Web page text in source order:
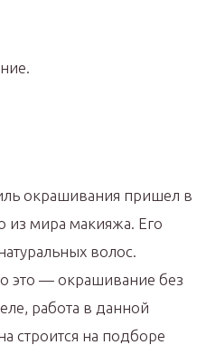
окрашивания пришел в
из мира макияжа. Его
волос.
это — окрашивание без
работа в данной
строится на подборе